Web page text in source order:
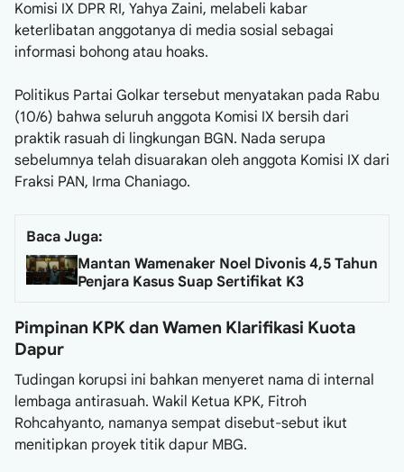
Komisi IX DPR RI, Yahya Zaini, melabeli kabar
keterlibatan anggotanya di media sosial sebagai
informasi bohong atau hoaks.
Politikus Partai Golkar tersebut menyatakan pada Rabu
(10/6) bahwa seluruh anggota Komisi IX bersih dari
praktik rasuah di lingkungan BGN. Nada serupa
sebelumnya telah disuarakan oleh anggota Komisi IX dari
Fraksi PAN, Irma Chaniago.
Baca Juga:
Mantan Wamenaker Noel Divonis 4,5 Tahun
Penjara Kasus Suap Sertifikat K3
Pimpinan KPK dan Wamen Klarifikasi Kuota
Dapur
Tudingan korupsi ini bahkan menyeret nama di internal
lembaga antirasuah. Wakil Ketua KPK, Fitroh
Rohcahyanto, namanya sempat disebut-sebut ikut
menitipkan proyek titik dapur MBG.